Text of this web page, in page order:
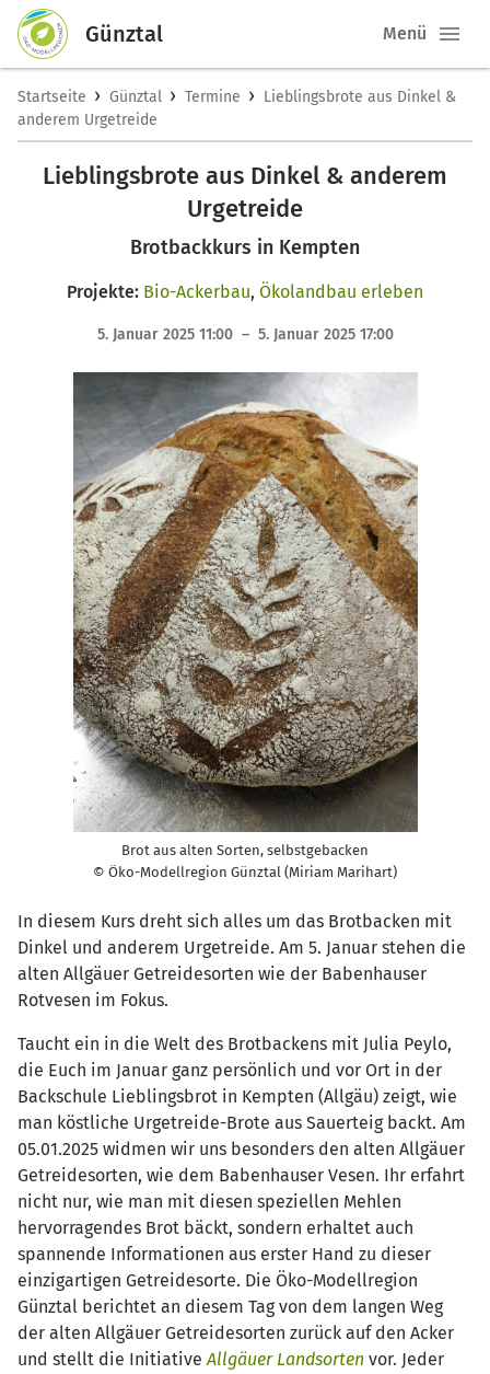
Günztal Menü
Startseite › Günztal › Termine › Lieblingsbrote aus Dinkel &
anderem Urgetreide
Lieblingsbrote aus Dinkel & anderem
Urgetreide
Brotbackkurs in Kempten
Projekte: Bio-Ackerbau, Ökolandbau erleben
5. Januar 2025 11:00 – 5. Januar 2025 17:00
Brot aus alten Sorten, selbstgebacken
© Öko-Modellregion Günztal (Miriam Marihart)
In diesem Kurs dreht sich alles um das Brotbacken mit
Dinkel und anderem Urgetreide. Am 5. Januar stehen die
alten Allgäuer Getreidesorten wie der Babenhauser
Rotvesen im Fokus.
Taucht ein in die Welt des Brotbackens mit Julia Peylo,
die Euch im Januar ganz persönlich und vor Ort in der
Backschule Lieblingsbrot in Kempten (Allgäu) zeigt, wie
man köstliche Urgetreide-Brote aus Sauerteig backt. Am
05.01.2025 widmen wir uns besonders den alten Allgäuer
Getreidesorten, wie dem Babenhauser Vesen. Ihr erfahrt
nicht nur, wie man mit diesen speziellen Mehlen
hervorragendes Brot bäckt, sondern erhaltet auch
spannende Informationen aus erster Hand zu dieser
einzigartigen Getreidesorte. Die Öko-Modellregion
Günztal berichtet an diesem Tag von dem langen Weg
der alten Allgäuer Getreidesorten zurück auf den Acker
und stellt die InitiativeAllgäuer Landsorten vor. Jeder